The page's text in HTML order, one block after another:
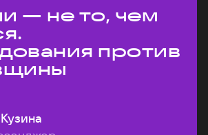
— не то, чем
против